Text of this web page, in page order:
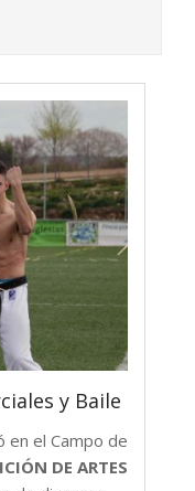
y Baile
en el Campo de
DE ARTES